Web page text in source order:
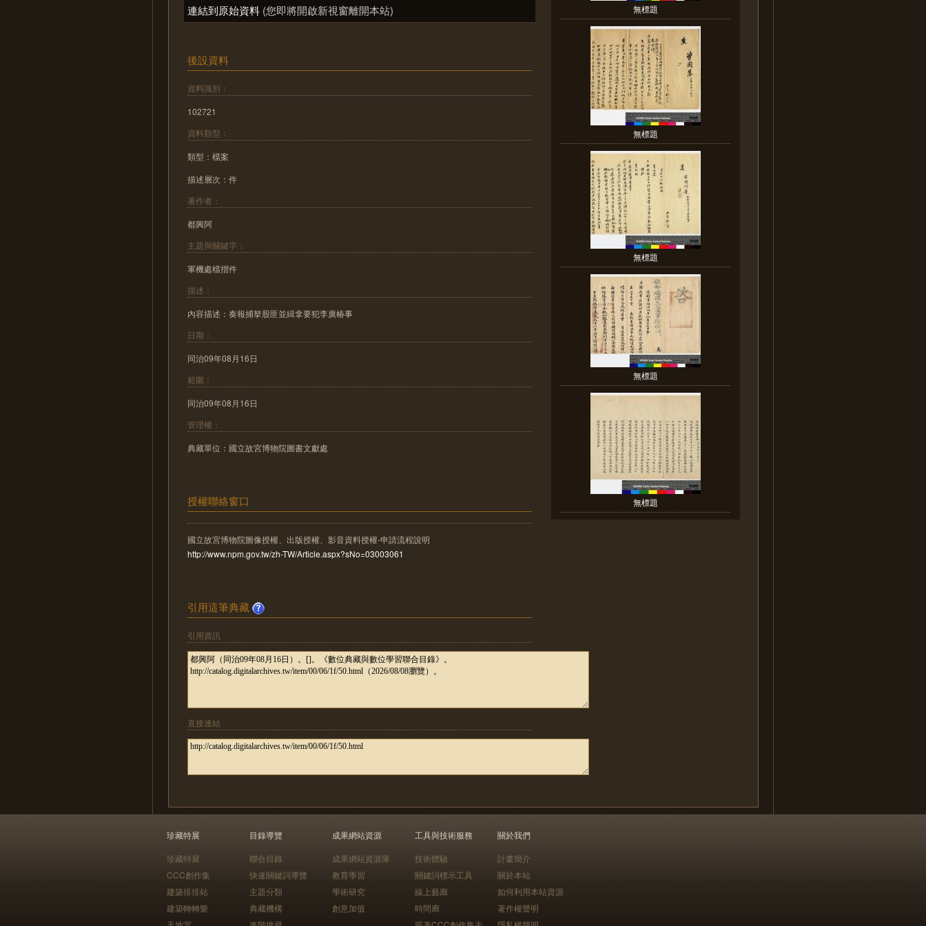
連結到原始資料 (您即將開啟新視窗離開本站)
後設資料
資料識別：
102721
資料類型：
類型：檔案
描述層次：件
著作者：
都興阿
主題與關鍵字：
軍機處檔摺件
描述：
內容描述：奏報捕拏股匪並緝拿要犯李廣椿事
日期：
同治09年08月16日
範圍：
同治09年08月16日
管理權：
典藏單位：國立故宮博物院圖書文獻處
授權聯絡窗口
國立故宮博物院圖像授權、出版授權、影音資料授權-申請流程說明
http://www.npm.gov.tw/zh-TW/Article.aspx?sNo=03003061
引用這筆典藏
引用資訊
直接連結
無標題
無標題
無標題
無標題
無標題
珍藏特展
珍藏特展
CCC創作集
建築排排站
建築轉轉樂
目錄導覽
聯合目錄
快速關鍵詞導覽
主題分類
典藏機構
成果網站資源
成果網站資源庫
教育學習
學術研究
創意加值
工具與技術服務
技術體驗
關鍵詞標示工具
線上藝廊
時間廊
關於我們
計畫簡介
關於本站
如何利用本站資源
著作權聲明